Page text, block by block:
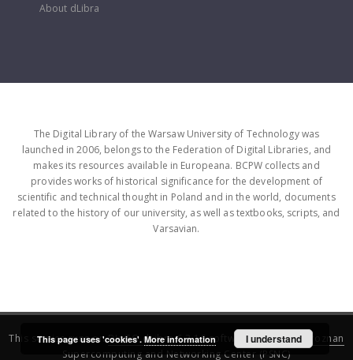
About dLibra
The Digital Library of the Warsaw University of Technology was
launched in 2006, belongs to the Federation of Digital Libraries, and
makes its resources available in Europeana. BCPW collects and
provides works of historical significance for the development of
scientific and technical thought in Poland and in the world, documents
related to the history of our university, as well as textbooks, scripts, and
Varsavian.
This service runs onDInGO dLibra 6.3.16software created by
Poznan
Supercomputing and Networking Center (PSNC)
This page uses 'cookies'. More information I understand